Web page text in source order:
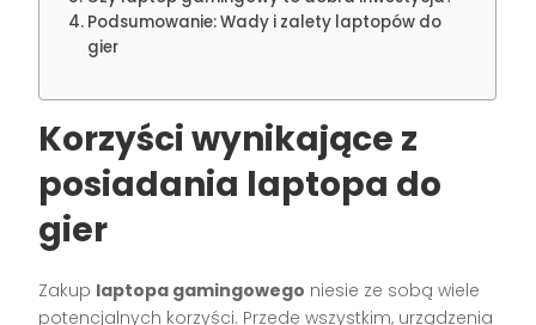
Podsumowanie: Wady i zalety laptopów do
gier
Korzyści wynikające z
posiadania laptopa do
gier
Zakup laptopa gamingowego niesie ze sobą wiele
potencjalnych korzyści. Przede wszystkim, urządzenia